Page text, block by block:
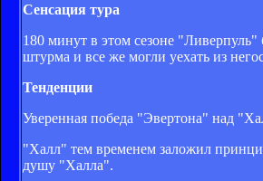
Сенсация тура
180 минут в этом сезоне
штурма и все же могли уехать из
Тенденции
Уверенная победа "Эвертона" над
"Халл" тем временем заложил
душу "Халла".